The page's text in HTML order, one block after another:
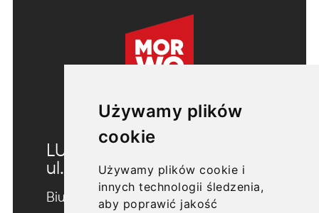
Używamy plików
cookie
Używamy plików cookie i
innych technologii śledzenia,
aby poprawić jakość
LUBLIN
ul. Morwowa 5
Biuro sprzedaży